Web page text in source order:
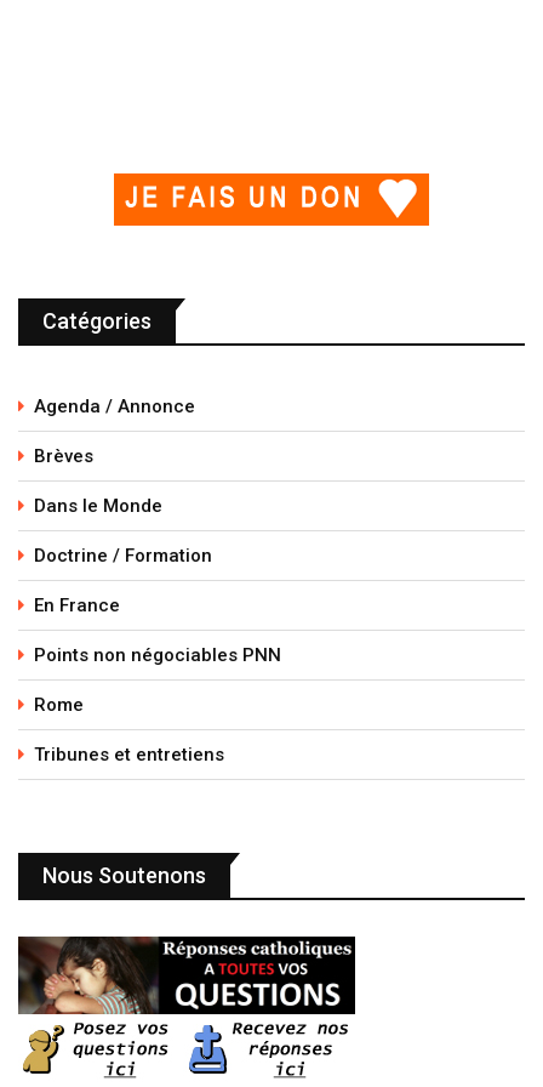
Catégories
Agenda / Annonce
Brèves
Dans le Monde
Doctrine / Formation
En France
Points non négociables PNN
Rome
Tribunes et entretiens
Nous Soutenons